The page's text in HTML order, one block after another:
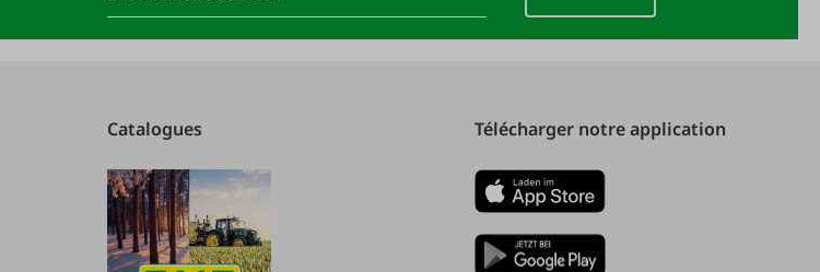
Catalogues Télécharger notre application